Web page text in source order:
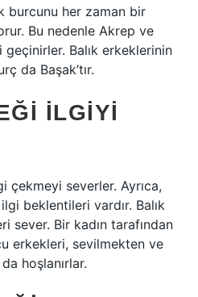
burcunu her zaman bir
Bu nedenle Akrep ve
geçinirler. Balık erkeklerinin
da Başak’tır.
ILGIYI
çekmeyi severler. Ayrıca,
beklentileri vardır. Balık
sever. Bir kadın tarafından
erkekleri, sevilmekten ve
hoşlanırlar.